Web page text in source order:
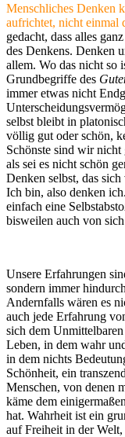
Menschliches Denken
aufrichtet, nicht einmal
gedacht, dass alles
des Denkens. Denken
allem. Wo das nicht so
Grundbegriffe des
immer etwas nicht
selbst bleibt in
völlig gut oder schön,
Schönste sind wir nicht
als sei es nicht schön
Denken selbst, das
Ich bin, also denken
einfach eine
bisweilen auch von sich
Unsere Erfahrungen
sondern immer
Andernfalls wären es
auch jede Erfahrung
sich dem
Leben, in dem wahr
in dem nichts
Schönheit, ein
Menschen, von denen
käme dem
hat. Wahrheit ist ein
auf Freiheit in der